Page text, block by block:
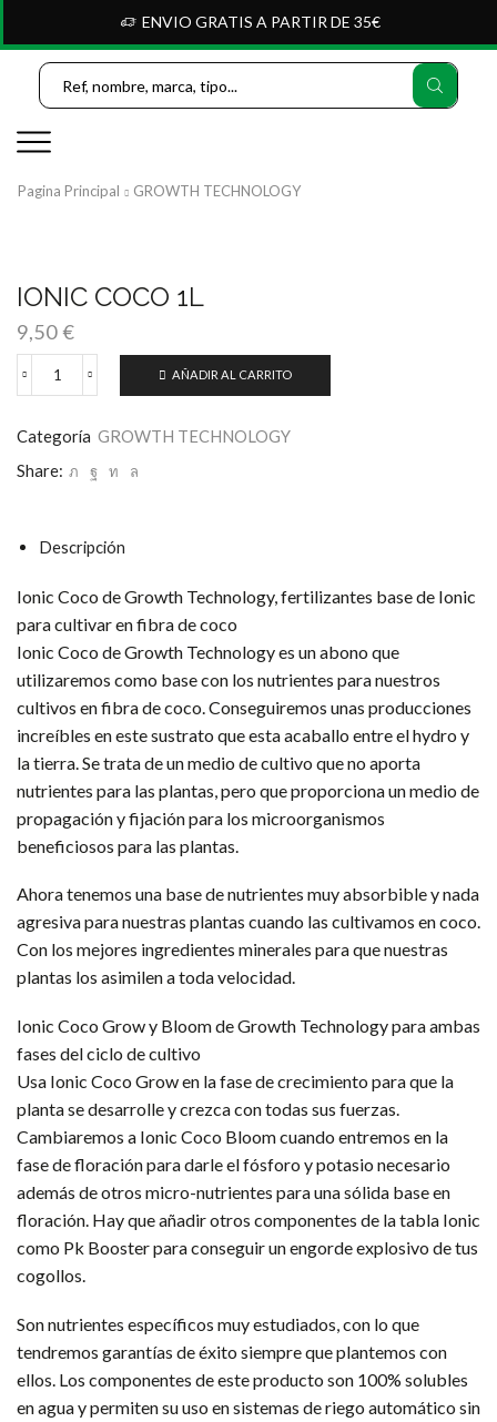
ENVIO GRATIS A PARTIR DE 35€
Pagina Principal GROWTH TECHNOLOGY
IONIC COCO 1L
9,50€
IONIC
cantidad
AÑADIR AL CARRITO
Categoría GROWTH TECHNOLOGY
Share:
Descripción
Ionic Coco de Growth Technology, fertilizantes base de Ionic
para cultivar en fibra de coco
Ionic Coco de Growth Technology es un abono que
utilizaremos como base con los nutrientes para nuestros
cultivos en fibra de coco. Conseguiremos unas producciones
increíbles en este sustrato que esta acaballo entre el hydro y
la tierra. Se trata de un medio de cultivo que no aporta
nutrientes para las plantas, pero que proporciona un medio de
propagación y fijación para los microorganismos
beneficiosos para las plantas.
Ahora tenemos una base de nutrientes muy absorbible y nada
agresiva para nuestras plantas cuando las cultivamos en coco.
Con los mejores ingredientes minerales para que nuestras
plantas los asimilen a toda velocidad.
Ionic Coco Grow y Bloom de Growth Technology para ambas
fases del ciclo de cultivo
Usa Ionic Coco Grow en la fase de crecimiento para que la
planta se desarrolle y crezca con todas sus fuerzas.
Cambiaremos a Ionic Coco Bloom cuando entremos en la
fase de floración para darle el fósforo y potasio necesario
además de otros micro-nutrientes para una sólida base en
floración. Hay que añadir otros componentes de la tabla Ionic
como Pk Booster para conseguir un engorde explosivo de tus
cogollos.
Son nutrientes específicos muy estudiados, con lo que
tendremos garantías de éxito siempre que plantemos con
ellos. Los componentes de este producto son 100% solubles
en agua y permiten su uso en sistemas de riego automático sin